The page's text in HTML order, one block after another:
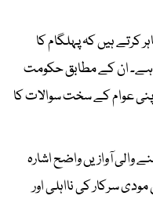
کرتے ہیں کہ پہلگام کا
ہے۔ ان کے مطابق حکومت
عوام کے سخت سوالات کا
والی آوازیں واضح اشارہ
سرکار کی نااہلی اور